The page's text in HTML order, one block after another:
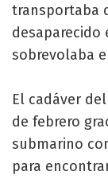
transportaba
desaparecido
sobrevolaba
El cadáver
de febrero
submarino
para